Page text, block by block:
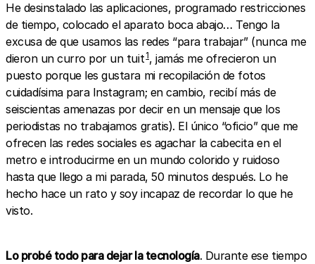
He desinstalado las aplicaciones, programado restricciones
de tiempo, colocado el aparato boca abajo… Tengo la
excusa de que usamos las redes “para trabajar” (nunca me
dieron un curro por un tuit 1, jamás me ofrecieron un
puesto porque les gustara mi recopilación de fotos
cuidadísima para Instagram; en cambio, recibí más de
seiscientas amenazas por decir en un mensaje que los
periodistas no trabajamos gratis). El único “oficio” que me
ofrecen las redes sociales es agachar la cabecita en el
metro e introducirme en un mundo colorido y ruidoso
hasta que llego a mi parada, 50 minutos después. Lo he
hecho hace un rato y soy incapaz de recordar lo que he
visto.
Lo probé todo para dejar la tecnología. Durante ese tiempo